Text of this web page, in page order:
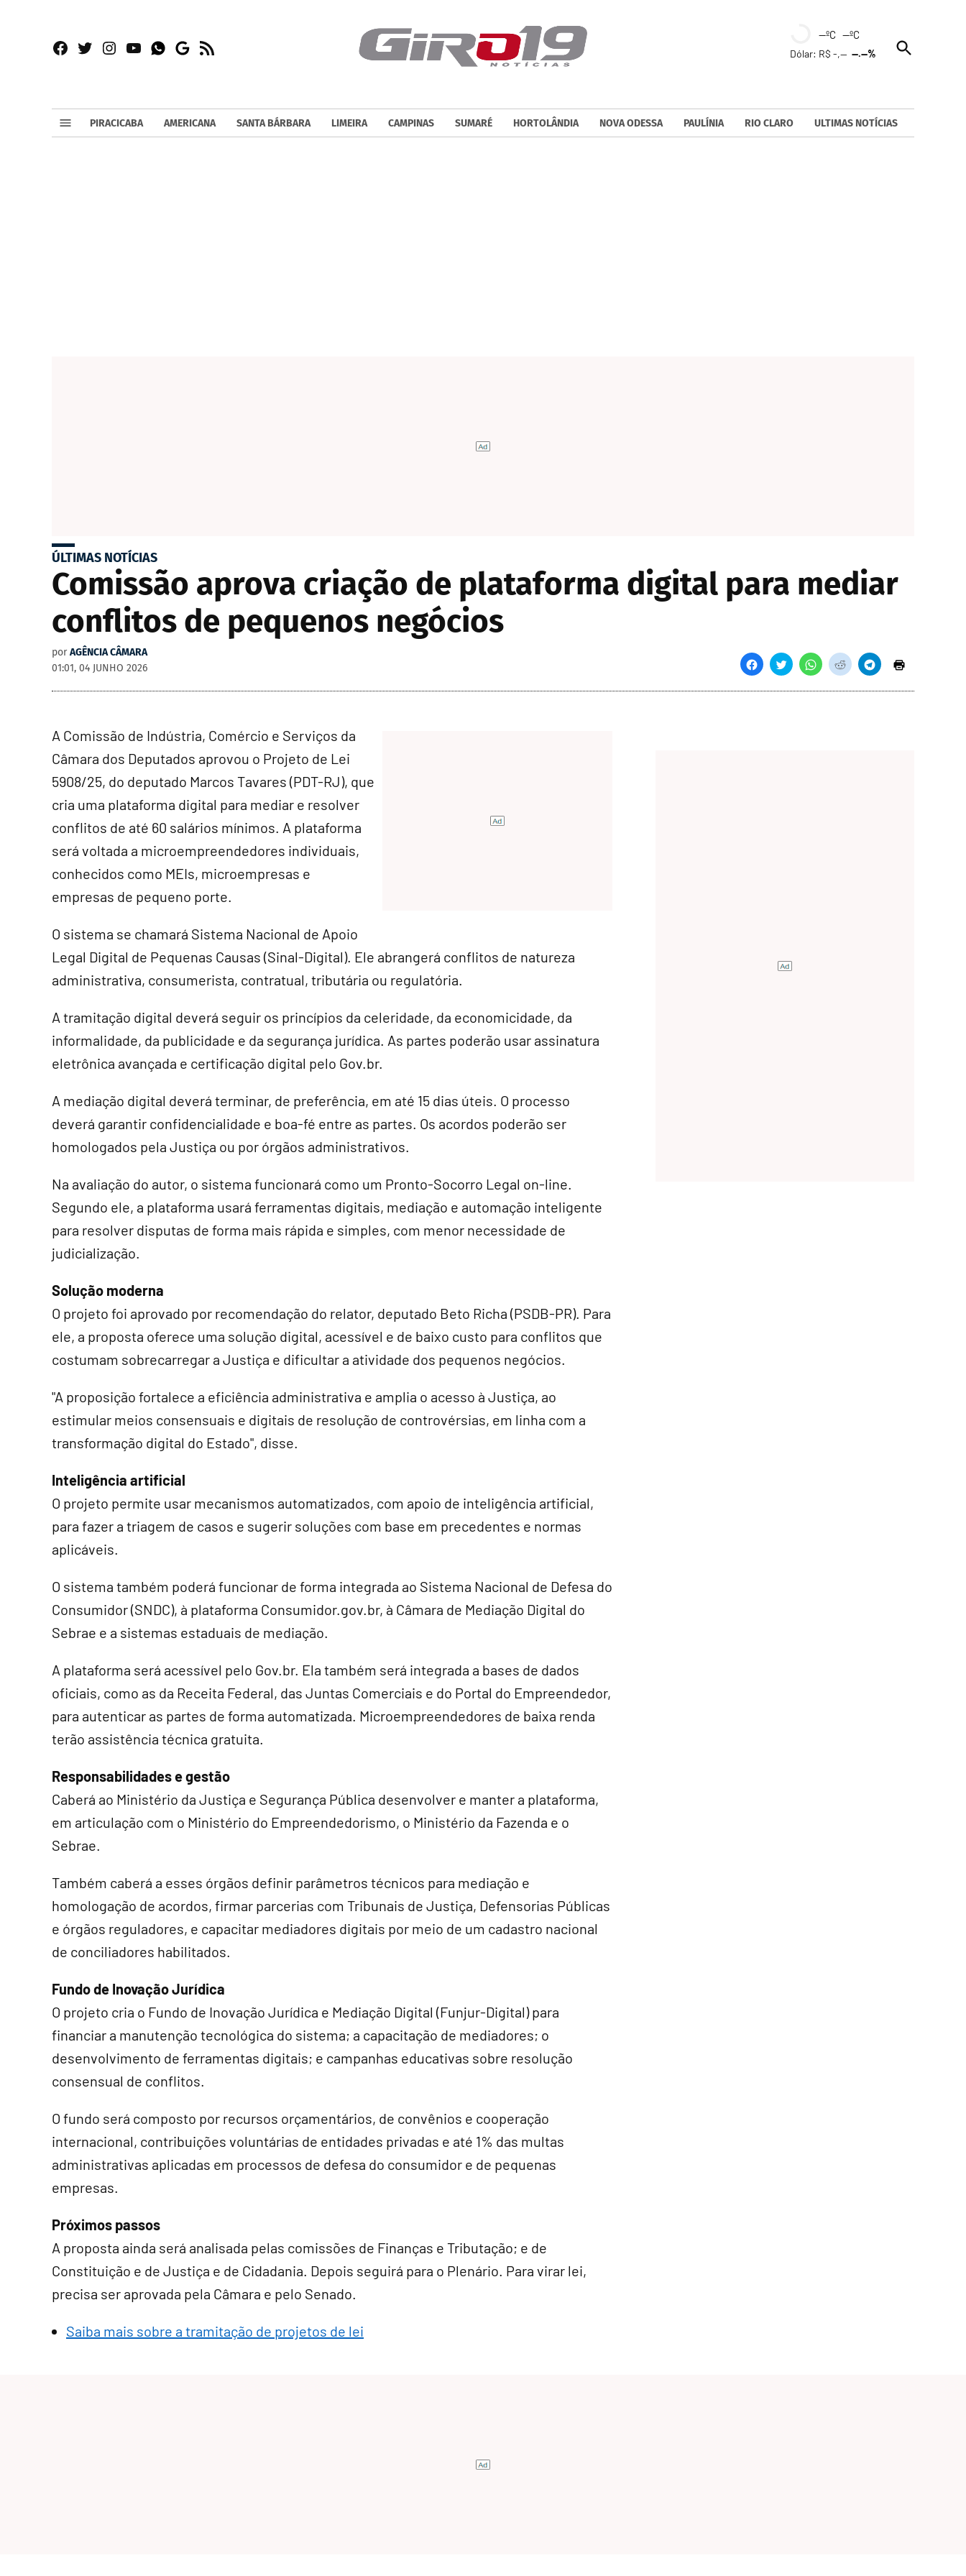
Facebook
TwitterInstagram
YouTubeWhatsapp
Google
RSS
--ºC --ºC
Dólar: R$ -,----.--%
Open
Search
PIRACICABA AMERICANA SANTA BÁRBARA LIMEIRA CAMPINAS SUMARÉ HORTOLÂNDIA NOVA ODESSA PAULÍNIA RIO CLARO ULTIMAS NOTÍCIAS
ÚLTIMAS NOTÍCIAS
Comissão aprova criação de plataforma digital para mediar
conflitos de pequenos negócios
por AGÊNCIA CÂMARA
01:01, 04 JUNHO 2026
A Comissão de Indústria, Comércio e Serviços da
Câmara dos Deputados aprovou o Projeto de Lei
5908/25, do deputado Marcos Tavares (PDT-RJ), que
cria uma plataforma digital para mediar e resolver
conflitos de até 60 salários mínimos. A plataforma
será voltada a microempreendedores individuais,
conhecidos como MEIs, microempresas e
empresas de pequeno porte.
O sistema se chamará Sistema Nacional de Apoio
Legal Digital de Pequenas Causas (Sinal-Digital). Ele abrangerá conflitos de natureza
administrativa, consumerista, contratual, tributária ou regulatória.
A tramitação digital deverá seguir os princípios da celeridade, da economicidade, da
informalidade, da publicidade e da segurança jurídica. As partes poderão usar assinatura
eletrônica avançada e certificação digital pelo Gov.br.
A mediação digital deverá terminar, de preferência, em até 15 dias úteis. O processo
deverá garantir confidencialidade e boa-fé entre as partes. Os acordos poderão ser
homologados pela Justiça ou por órgãos administrativos.
Na avaliação do autor, o sistema funcionará como um Pronto-Socorro Legal on-line.
Segundo ele, a plataforma usará ferramentas digitais, mediação e automação inteligente
para resolver disputas de forma mais rápida e simples, com menor necessidade de
judicialização.
Solução moderna
O projeto foi aprovado por recomendação do relator, deputado Beto Richa (PSDB-PR). Para
ele, a proposta oferece uma solução digital, acessível e de baixo custo para conflitos que
costumam sobrecarregar a Justiça e dificultar a atividade dos pequenos negócios.
"A proposição fortalece a eficiência administrativa e amplia o acesso à Justiça, ao
estimular meios consensuais e digitais de resolução de controvérsias, em linha com a
transformação digital do Estado", disse.
Inteligência artificial
O projeto permite usar mecanismos automatizados, com apoio de inteligência artificial,
para fazer a triagem de casos e sugerir soluções com base em precedentes e normas
aplicáveis.
O sistema também poderá funcionar de forma integrada ao Sistema Nacional de Defesa do
Consumidor (SNDC), à plataforma Consumidor.gov.br, à Câmara de Mediação Digital do
Sebrae e a sistemas estaduais de mediação.
A plataforma será acessível pelo Gov.br. Ela também será integrada a bases de dados
oficiais, como as da Receita Federal, das Juntas Comerciais e do Portal do Empreendedor,
para autenticar as partes de forma automatizada. Microempreendedores de baixa renda
terão assistência técnica gratuita.
Responsabilidades e gestão
Caberá ao Ministério da Justiça e Segurança Pública desenvolver e manter a plataforma,
em articulação com o Ministério do Empreendedorismo, o Ministério da Fazenda e o
Sebrae.
Também caberá a esses órgãos definir parâmetros técnicos para mediação e
homologação de acordos, firmar parcerias com Tribunais de Justiça, Defensorias Públicas
e órgãos reguladores, e capacitar mediadores digitais por meio de um cadastro nacional
de conciliadores habilitados.
Fundo de Inovação Jurídica
O projeto cria o Fundo de Inovação Jurídica e Mediação Digital (Funjur-Digital) para
financiar a manutenção tecnológica do sistema; a capacitação de mediadores; o
desenvolvimento de ferramentas digitais; e campanhas educativas sobre resolução
consensual de conflitos.
O fundo será composto por recursos orçamentários, de convênios e cooperação
internacional, contribuições voluntárias de entidades privadas e até 1% das multas
administrativas aplicadas em processos de defesa do consumidor e de pequenas
empresas.
Próximos passos
A proposta ainda será analisada pelas comissões de Finanças e Tributação; e de
Constituição e de Justiça e de Cidadania. Depois seguirá para o Plenário. Para virar lei,
precisa ser aprovada pela Câmara e pelo Senado.
Saiba mais sobre a tramitação de projetos de lei